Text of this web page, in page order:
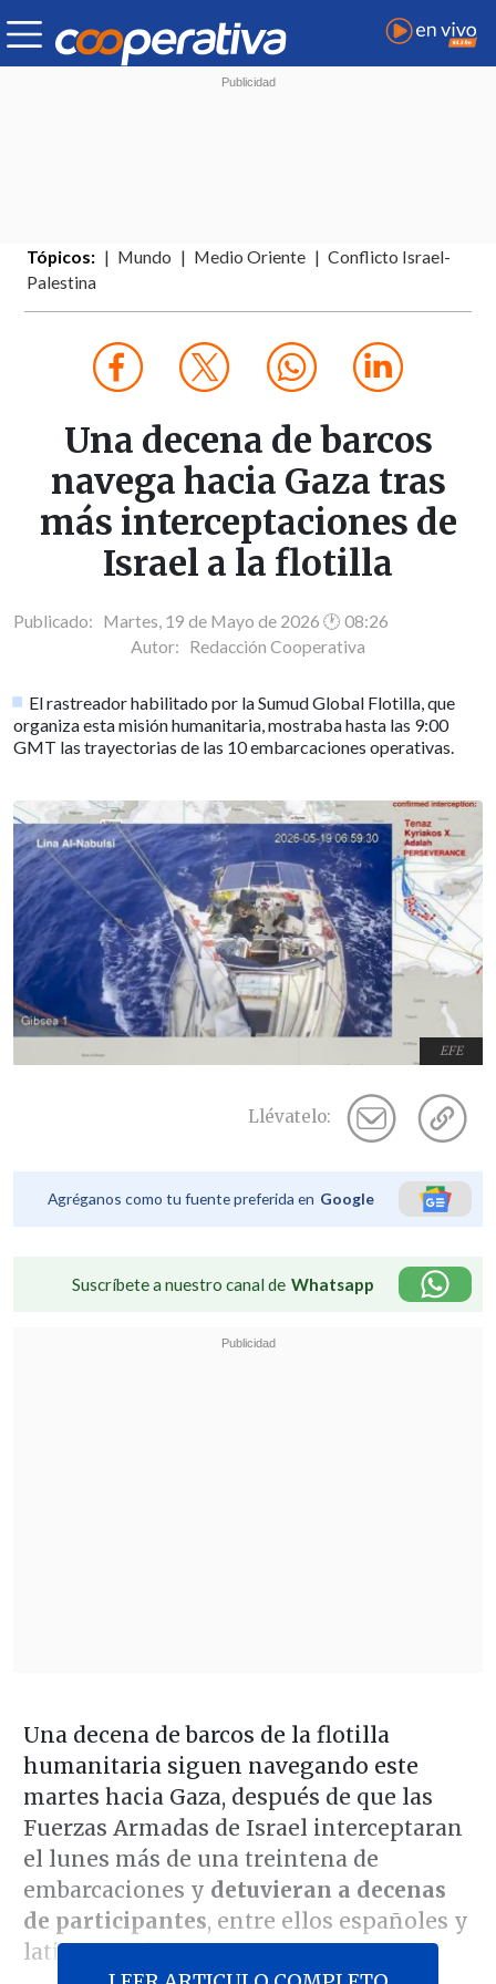
Tópicos: Mundo Medio Oriente
Conflicto Israel-
Palestina
Una decena de barcos
navega hacia Gaza tras
más interceptaciones de
Israel a la flotilla
Publicado: Martes, 19 de Mayo de 2026 🕐 08:26
Autor: Redacción Cooperativa
El rastreador habilitado por la Sumud Global Flotilla, que
organiza esta misión humanitaria, mostraba hasta las 9:00
GMT las trayectorias de las 10 embarcaciones operativas.
EFE
Llévatelo:
Agréganos como tu fuente preferida en Google
Suscríbete a nuestro canal de Whatsapp
Una decena de barcos de la flotilla
humanitaria siguen navegando este
martes hacia Gaza, después de que las
Fuerzas Armadas de Israel interceptaran
el lunes más de una treintena de
embarcaciones y detuvieran a decenas
de participantes, entre ellos españoles y
latinoamericanos.